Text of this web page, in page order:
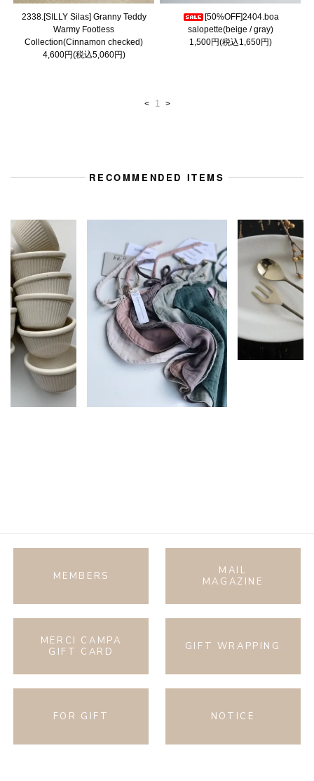
2338.[SILLY Silas] Granny Teddy
Warmy Footless
Collection(Cinnamon checked)
4,600円(税込5,060円)
[50%OFF]2404.boa
salopette(beige / gray)
1,500円(税込1,650円)
< 1 >
RECOMMENDED ITEMS
MEMBERS
MAIL
MAGAZINE
MERCI CAMPA
GIFT CARD
GIFT WRAPPING
FOR GIFT NOTICE